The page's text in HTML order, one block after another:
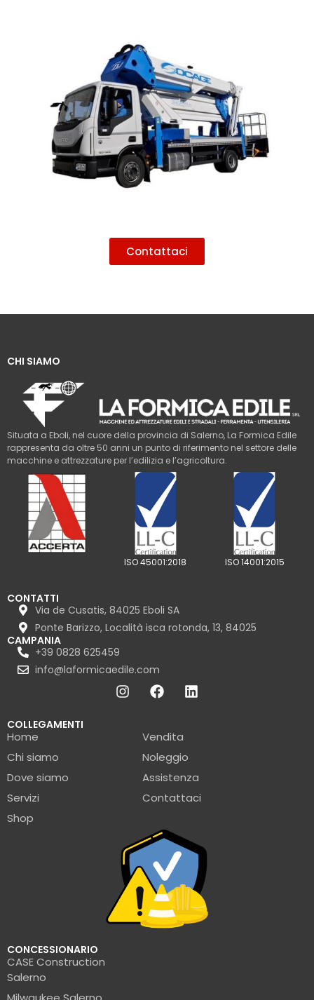
Contattaci
CHI SIAMO
Situata a Eboli, nel cuore della provincia di Salerno, La Formica Edile
rappresenta da oltre 50 anni un punto di riferimento nel settore delle
macchine e attrezzature per l’edilizia e l’agricoltura.
ISO 45001:2018 ISO 14001:2015
CONTATTI
Via de Cusatis, 84025 Eboli SA
Ponte Barizzo, Località isca rotonda, 13, 84025
CAMPANIA
+39 0828 625459
info@laformicaedile.com
COLLEGAMENTI
Home
Chi siamo
Dove siamo
Servizi
Shop
Vendita
Noleggio
Assistenza
Contattaci
CONCESSIONARIO
CASE Construction
Salerno